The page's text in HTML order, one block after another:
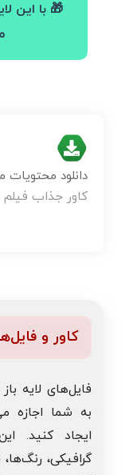
🎁 با این
دانلود
کاور جذاب فیلم
کاور و
فایل‌های لایه
به شما اجازه
ایجاد کنید.
گرافیکی،